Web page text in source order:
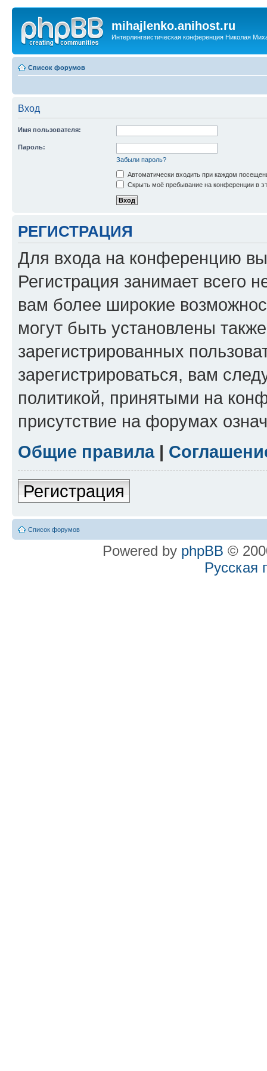
mihajlenko.anihost.ru
Интерлингвистическая конференция Николая
Список форумов
Вход
Имя пользователя:
Пароль:
Забыли пароль?
Автоматически входить при каждом
Скрыть моё пребывание на конференции в
РЕГИСТРАЦИЯ
Для входа на конференцию
Регистрация занимает всего
вам более широкие
могут быть установлены
зарегистрированных
зарегистрироваться, вам
политикой, принятыми на
присутствие на форумах
Общие правила|
Регистрация
Список форумов
Powered by phpBB ©
Русская